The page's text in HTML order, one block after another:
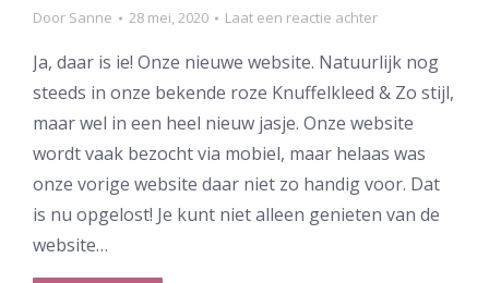
Door Sanne 28 mei, 2020 Laat een reactie achter
Ja, daar is ie! Onze nieuwe website. Natuurlijk nog
steeds in onze bekende roze Knuffelkleed & Zo stijl,
maar wel in een heel nieuw jasje. Onze website
wordt vaak bezocht via mobiel, maar helaas was
onze vorige website daar niet zo handig voor. Dat
is nu opgelost! Je kunt niet alleen genieten van de
website…